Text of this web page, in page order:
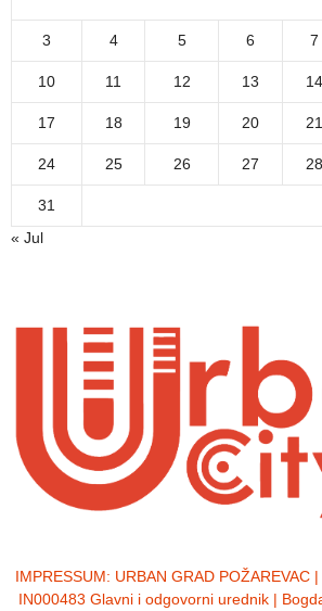
3 4 5 6 7
10 11 12 13 14
17 18 19 20 21
24 25 26 27 28
31
« Jul
IMPRESSUM: URBAN GRAD POŽAREVAC
IN000483 Glavni i odgovorni urednik |